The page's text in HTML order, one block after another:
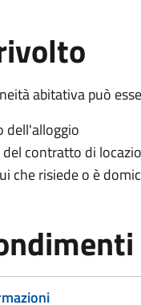
abitativa può
dell'alloggio
del contratto di
che risiede o è